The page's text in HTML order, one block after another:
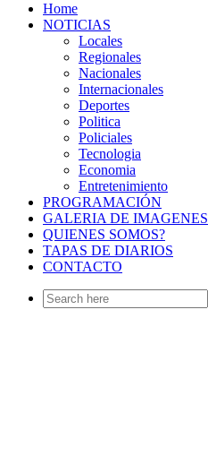
Home
NOTICIAS
Locales
Regionales
Nacionales
Internacionales
Deportes
Politica
Policiales
Tecnologia
Economia
Entretenimiento
PROGRAMACIÓN
GALERIA DE IMAGENES
QUIENES SOMOS?
TAPAS DE DIARIOS
CONTACTO
Search
for: